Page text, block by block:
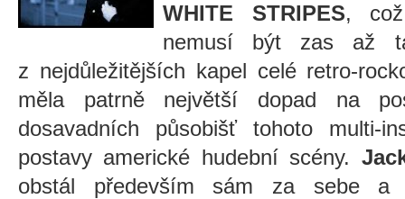
WHITE STRIPES,
nemusí být zas až
z nejdůležitějších kapel celé retro-
měla patrně největší dopad na
dosavadních působišť tohoto multi-
postavy americké hudební scény.
obstál především sám za sebe a